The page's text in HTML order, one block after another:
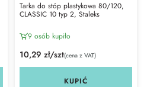
Tarka do stóp plastykowa 80/120,
CLASSIC 10 typ 2, Staleks
9 osób kupiło
10,29 zł/szt(cena z VAT)
KUPIĆ